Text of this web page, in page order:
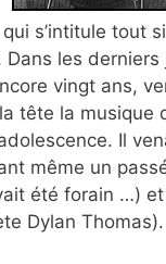
s’intitule tout
les
vingt ans,
tête la musique
Il
même un
été forain …)
Dylan Thomas).